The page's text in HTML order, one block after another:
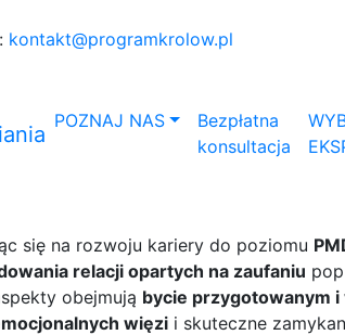
kontakt@programkrolow.pl
POZNAJ NAS
Bezpłatna
konsultacja
się na rozwoju kariery do poziomu
relacji opartych na zaufaniu
obejmują bycie przygotowanym
więzi i skuteczne